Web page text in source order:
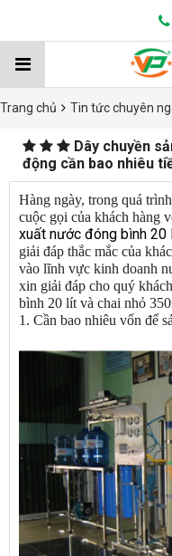
Trang chủ Tin tức chuyên
Dây chuyền
động cần bao nhiêu
Hàng ngày, trong quá
cuộc gọi của khách hàng
xuất nước đóng bình 20
giải đáp thắc mắc của
vào lĩnh vực kinh doanh
xin giải đáp cho quý
bình 20 lít và chai nhỏ
1. Cần bao nhiêu vốn để